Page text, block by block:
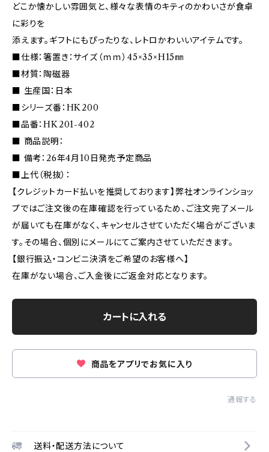
どこか懐かしい雰囲気と、様々な表情のキティのかわいさが食卓
に彩りを
添えます。ギフトにもぴったりな、レトロかわいいアイテムです。
■仕様：箸置き：サイズ（ｍｍ）45×35×H15㎜
■材質：陶磁器
■ 生産国：日本
■シリーズ番：HK200
■品番：HK201-402
■ 商品説明：
■ 備考：26年4月10日発売予定商品
■上代（税抜）：
【クレジットカード払いを推奨しております】弊社オンラインショッ
プではご注文後の在庫確認を行っているため、ご注文完了メール
が届いても在庫がなく、キャンセルさせていただく場合がございま
す。その場合、個別にメールにてご案内させていただきます。
【銀行振込・コンビニ決済をご希望のお客様へ】
在庫がない場合、ご入金後にご返金対応となります。
カートに入れる
商品をアプリでお気に入り
通報する
送料・配送方法について